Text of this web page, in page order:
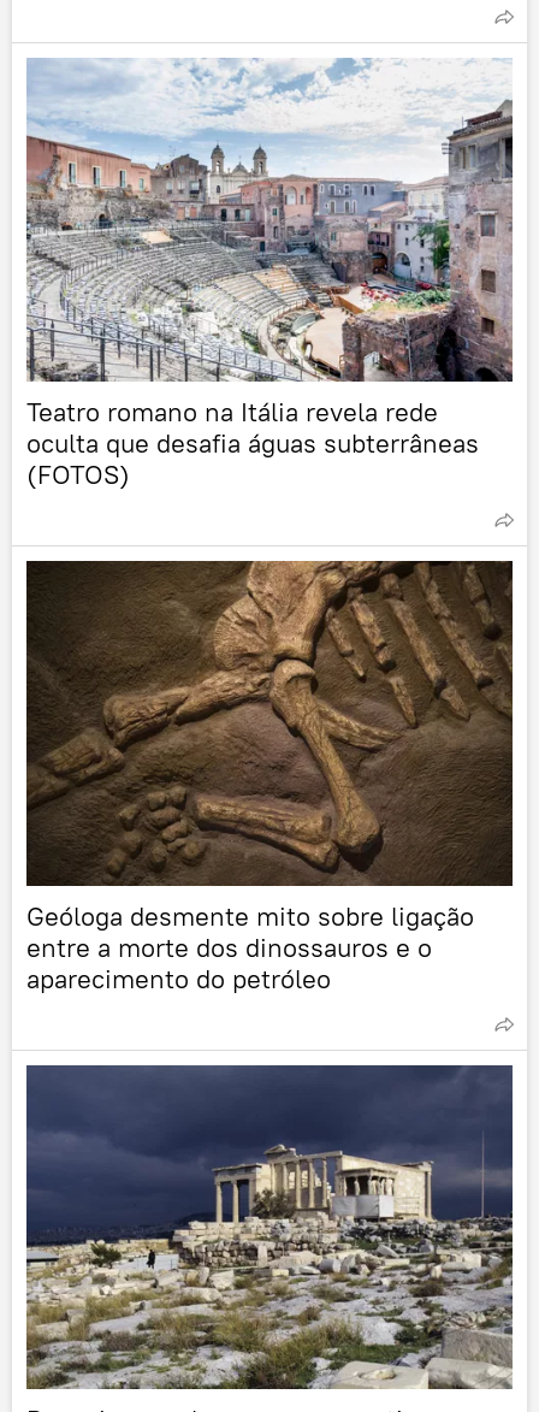
Teatro romano na Itália revela rede
oculta que desafia águas subterrâneas
(FOTOS)
Geóloga desmente mito sobre ligação
entre a morte dos dinossauros e o
aparecimento do petróleo